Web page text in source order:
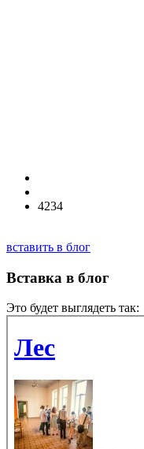
4234
вставить в блог
Вставка в блог
Это будет выглядеть так: